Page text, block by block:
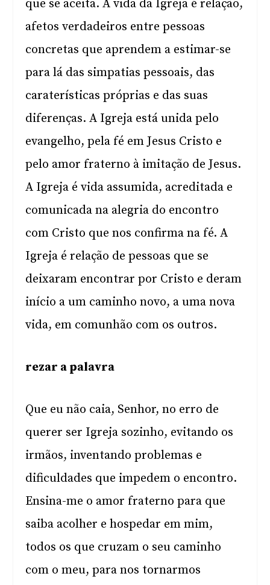
que se aceita. A vida da Igreja é relação,
afetos verdadeiros entre pessoas
concretas que aprendem a estimar-se
para lá das simpatias pessoais, das
caraterísticas próprias e das suas
diferenças. A Igreja está unida pelo
evangelho, pela fé em Jesus Cristo e
pelo amor fraterno à imitação de Jesus.
A Igreja é vida assumida, acreditada e
comunicada na alegria do encontro
com Cristo que nos confirma na fé. A
Igreja é relação de pessoas que se
deixaram encontrar por Cristo e deram
início a um caminho novo, a uma nova
vida, em comunhão com os outros.
rezar a palavra
Que eu não caia, Senhor, no erro de
querer ser Igreja sozinho, evitando os
irmãos, inventando problemas e
dificuldades que impedem o encontro.
Ensina-me o amor fraterno para que
saiba acolher e hospedar em mim,
todos os que cruzam o seu caminho
com o meu, para nos tornarmos